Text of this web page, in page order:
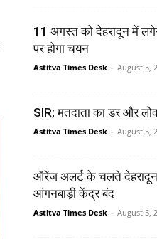
11 अगस्त को देहरादून में
पर होगा चयन
Astitva Times Desk - August 5,
SIR; मतदाता का डर और
Astitva Times Desk - August 5,
ऑरेंज अलर्ट के चलते
आंगनबाड़ी केंद्र बंद
Astitva Times Desk - August 5,